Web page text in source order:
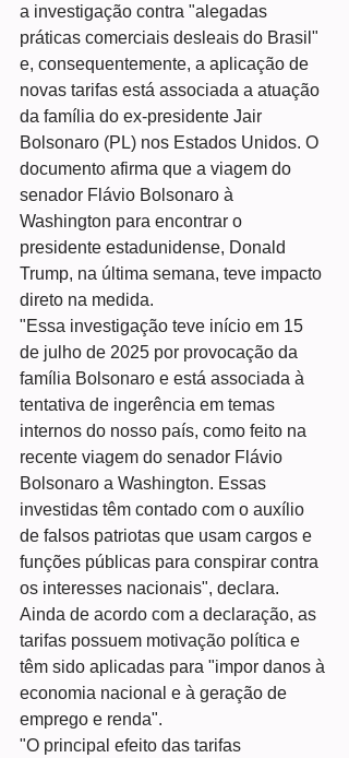
a investigação contra "alegadas
práticas comerciais desleais do Brasil"
e, consequentemente, a aplicação de
novas tarifas está associada a atuação
da família do ex-presidente Jair
Bolsonaro (PL) nos Estados Unidos. O
documento afirma que a viagem do
senador Flávio Bolsonaro à
Washington para encontrar o
presidente estadunidense, Donald
Trump, na última semana, teve impacto
direto na medida.
"Essa investigação teve início em 15
de julho de 2025 por provocação da
família Bolsonaro e está associada à
tentativa de ingerência em temas
internos do nosso país, como feito na
recente viagem do senador Flávio
Bolsonaro a Washington. Essas
investidas têm contado com o auxílio
de falsos patriotas que usam cargos e
funções públicas para conspirar contra
os interesses nacionais", declara.
Ainda de acordo com a declaração, as
tarifas possuem motivação política e
têm sido aplicadas para "impor danos à
economia nacional e à geração de
emprego e renda".
"O principal efeito das tarifas